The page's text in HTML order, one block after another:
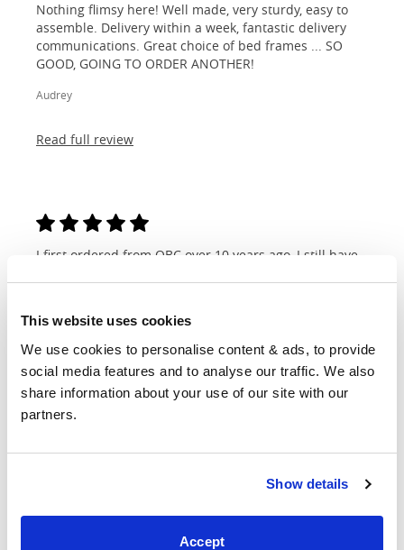
This website uses cookies
We use cookies to personalise content & ads, to provide
social media features and to analyse our traffic. We also
share information about your use of our site with our
partners.
Show details
Accept
Nothing flimsy here! Well made, very sturdy, easy to
assemble. Delivery within a week, fantastic delivery
communications. Great choice of bed frames ... SO
GOOD, GOING TO ORDER ANOTHER!
Audrey
Read full review
I first ordered from OBC over 10 years ago, I still have
Read full review
Dimensions et
personnalisations